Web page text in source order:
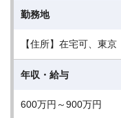
勤務地
【住所】在宅可、東京
年収・給与
600万円～900万円